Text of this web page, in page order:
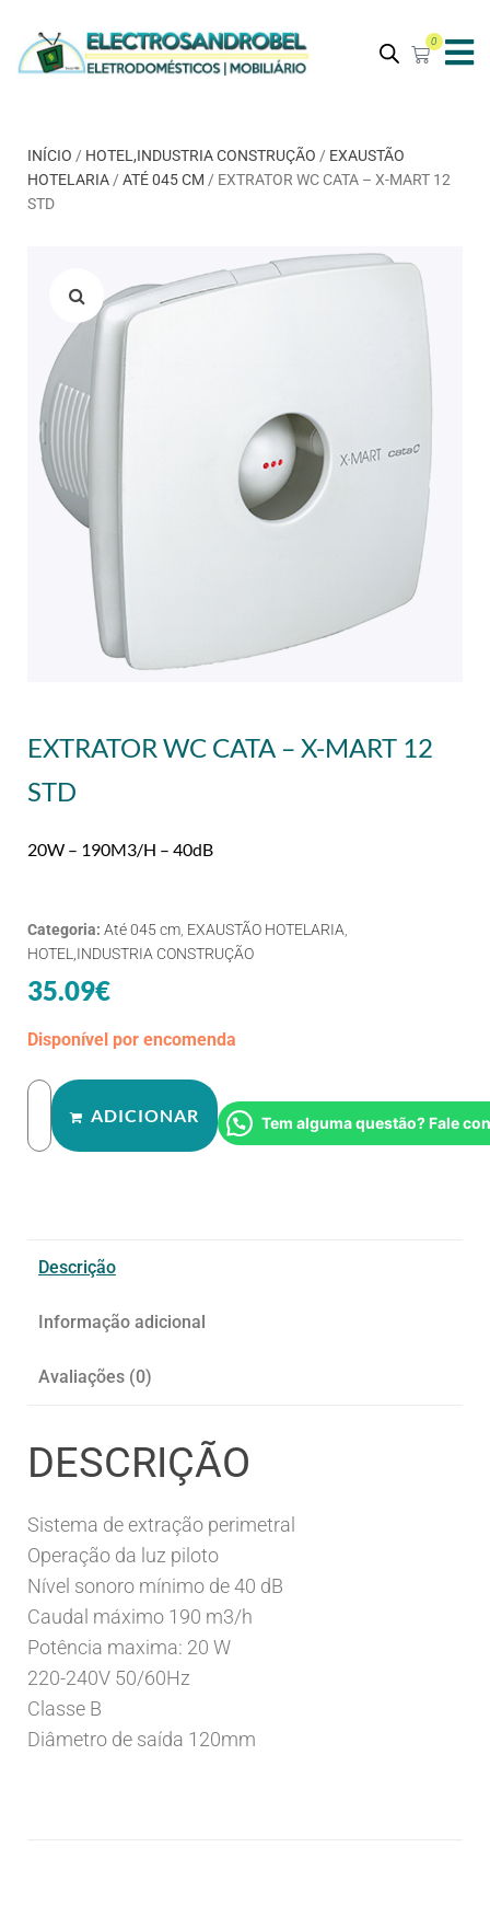
0
INÍCIO / HOTEL,INDUSTRIA CONSTRUÇÃO / EXAUSTÃO
HOTELARIA / ATÉ 045 CM / EXTRATOR WC CATA – X-MART 12
STD
EXTRATOR WC CATA – X-MART 12
STD
20W – 190M3/H – 40dB
Categoria: Até 045 cm EXAUSTÃO HOTELARIA
HOTEL,INDUSTRIA CONSTRUÇÃO
35.09€
Disponível por encomenda
ADICIONAR Tem alguma questão? Fale
Descrição
Informação adicional
Avaliações (0)
DESCRIÇÃO
Sistema de extração perimetral
Operação da luz piloto
Nível sonoro mínimo de 40 dB
Caudal máximo 190 m3/h
Potência maxima: 20 W
220-240V 50/60Hz
Classe B
Diâmetro de saída 120mm